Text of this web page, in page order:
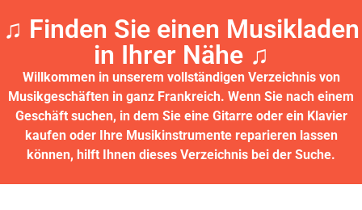
♫ Finden Sie einen Musikladen
in Ihrer Nähe ♫​
Willkommen in unserem vollständigen Verzeichnis von
Musikgeschäften in ganz Frankreich. Wenn Sie nach einem
Geschäft suchen, in dem Sie eine Gitarre oder ein Klavier
kaufen oder Ihre Musikinstrumente reparieren lassen
können, hilft Ihnen dieses Verzeichnis bei der Suche.